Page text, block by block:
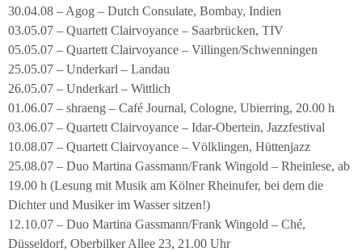
30.04.08 – Agog – Dutch Consulate, Bombay, Indien
03.05.07 – Quartett Clairvoyance – Saarbrücken, TIV
05.05.07 – Quartett Clairvoyance – Villingen/Schwenningen
25.05.07 – Underkarl – Landau
26.05.07 – Underkarl – Wittlich
01.06.07 – shraeng – Café Journal, Cologne, Ubierring, 20.00 h
03.06.07 – Quartett Clairvoyance – Idar-Obertein, Jazzfestival
10.08.07 – Quartett Clairvoyance – Völklingen, Hüttenjazz
25.08.07 – Duo Martina Gassmann/Frank Wingold – Rheinlese, ab
19.00 h (Lesung mit Musik am Kölner Rheinufer, bei dem die
Dichter und Musiker im Wasser sitzen!)
12.10.07 – Duo Martina Gassmann/Frank Wingold – Ché,
Düsseldorf, Oberbilker Allee 23, 21.00 Uhr